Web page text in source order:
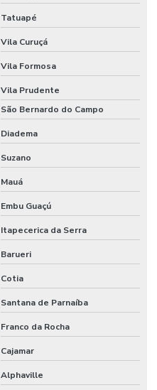
Tatuapé
Vila Curuçá
Vila Formosa
Vila Prudente
São Bernardo do Campo
Diadema
Suzano
Mauá
Embu Guaçú
Itapecerica da Serra
Barueri
Cotia
Santana de Parnaíba
Franco da Rocha
Cajamar
Alphaville